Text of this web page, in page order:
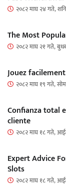
२०८२ माघ २४ गते,
The Most
२०८२ माघ २१ गते,
Jouez
२०८२ माघ १९ गते,
Confianza total
cliente
२०८२ माघ १८ गते,
Expert Advice
Slots
२०८२ माघ १८ गते,